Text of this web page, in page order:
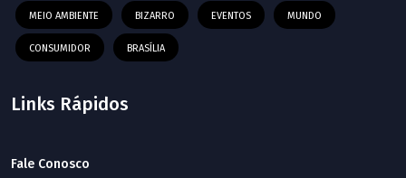
MEIO AMBIENTE BIZARRO EVENTOS MUNDO
CONSUMIDOR BRASÍLIA
Links Rápidos
Fale Conosco